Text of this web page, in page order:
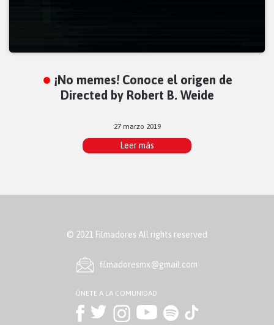
¡No memes! Conoce el origen de
Directed by Robert B. Weide
27 marzo 2019
Leer más
© 2021 Filmadores All rights reserved
ﬁlmadoresmx@gmail.com
ÚNETE A LA COMUNIDAD